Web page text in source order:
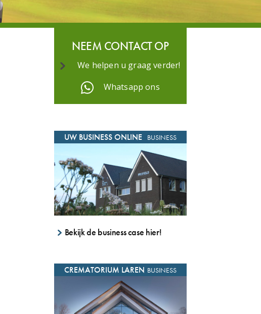
NEEM CONTACT OP
We helpen u graag verder!
Whatsapp ons
UW BUSINESS ONLINE BUSINESS
Bekijk de business case hier!
CREMATORIUM LAREN BUSINESS